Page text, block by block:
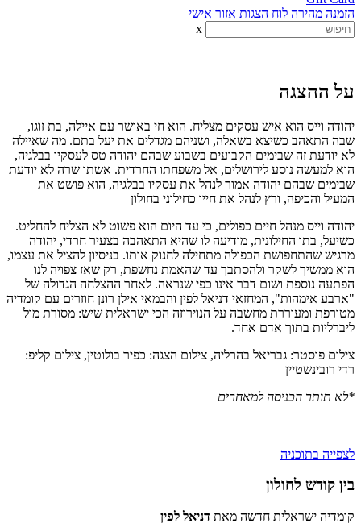
הזמנה מהירה לוח הצגות אזור אישי
x
על ההצגה
יהודה וייס הוא איש עסקים מצליח. הוא חי באושר עם איילה, בת זוגו,
שבה התאהב כשיצא בשאלה, ושניהם מגדלים את יעל בתם. מה שאיילה
לא יודעת זה שבימים הקבועים בשבוע שבהם יהודה טס לעסקיו בבלגיה,
הוא למעשה נוסע לירושלים, אל משפחתו החרדית. אשתו שרה לא יודעת
שבימים שבהם יהודה אמור לנהל את עסקיו בבלגיה, הוא פושט את
המעיל והכיפה, ורץ לנהל את חייו כחילוני בחולון
יהודה וייס מנהל חיים כפולים, כי עד היום הוא פשוט לא הצליח להחליט.
כשיעל, בתו החילונית, מודיעה לו שהיא התאהבה בצעיר חרדי, יהודה
מרגיש שהתחפושת הכפולה מתחילה לחנוק אותו. בניסיון להציל את עצמו,
הוא ממשיך לשקר ולהסתבך עד שהאמת נחשפת, רק שאז צפויה לנו
הפתעה נוספת ושום דבר אינו כפי שנראה. לאחר ההצלחה הגדולה של
"ארבע אימהות", המחזאי דניאל לפין והבמאי אילן רונן חוזרים עם קומדיה
מטורפת ומעוררת מחשבה על הנוירוזה הכי ישראלית שיש: מסורת מול
ליברליות בתוך אדם אחד.
צילום פוסטר: גבריאל בהרליה, צילום הצגה: כפיר בולוטין, צילום קליפ:
רדי רובינשטיין
*לא תותר הכניסה למאחרים
לצפייה בתוכניה
בין קודש לחולון
קומדיה ישראלית חדשה מאת דניאל לפין